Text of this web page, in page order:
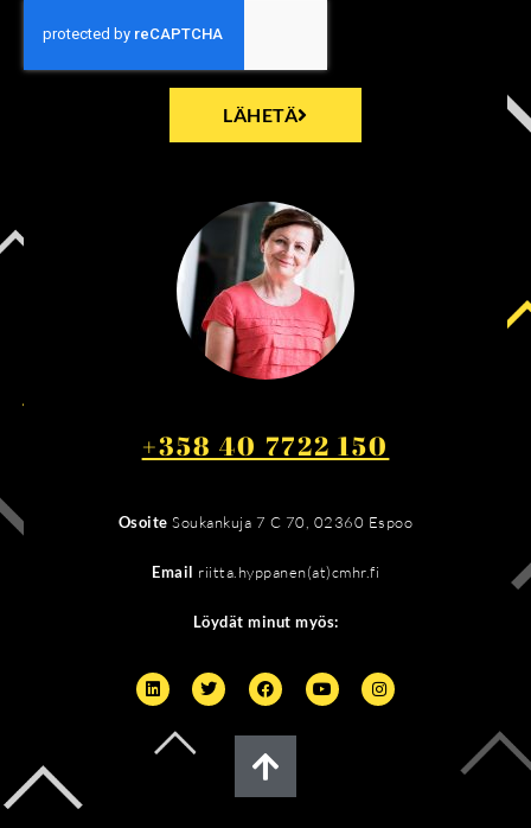
LÄHETÄ
+358 40 7722 150
OsoiteSoukankuja 7 C 70, 02360 Espoo
Email riitta.hyppanen(at)cmhr.fi
Löydät minut myös: